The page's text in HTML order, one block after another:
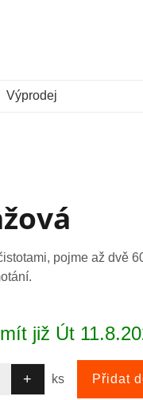
Výprodej
pojme až dvě
již Út
ks